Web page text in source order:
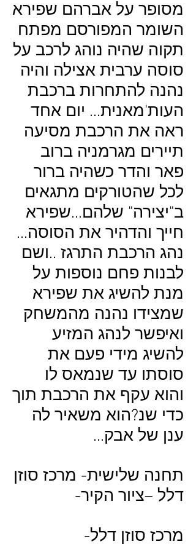
מסופר על אברהם שפירא
השומר המפורסם מפתח
תקוה שהיה נוהג לרכב על
סוסה ערבית אצילה והיה
נהנה להתחרות ברכבת
העות'מאנית... יום אחד
ראה את הרכבת מסיעה
תיירים מגרמניה ברוב
פאר והדר כשהיה ברור
לכל שהטורקים מתגאים
ב"יצירה" שלהם...שפירא
חייך והדהיר את הסוסה...
נהג הרכבת התרגז ..ושם
לבנות פחם נוספות על
מנת להשיג את שפירא
שמצידו נהנה מהמשחק
ואיפשר לנהג המזיע
להשיג מידי פעם את
סוסתו עד שנמאס לו
והוא עקף את הרכבת תוך
כדי שנ?הוא משאיר לה
ענן של אבק...
תחנה שלישית- מרכז סוזן
דלל –ציור הקיר-
מרכז סוזן דלל-